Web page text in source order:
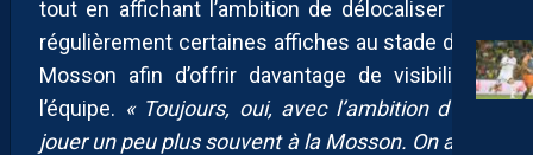
tout en affichant l’ambition de délocaliser plus
régulièrement certaines affiches au stade de La
Mosson afin d’offrir davantage de visibilité à
l’équipe. « Toujours, oui, avec l’ambition d’aller
jouer un peu plus souvent à la Mosson. On a des